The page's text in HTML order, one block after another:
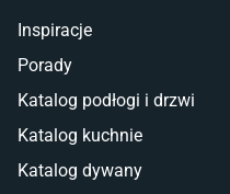
Inspiracje
Porady
Katalog podłogi i drzwi
Katalog kuchnie
Katalog dywany